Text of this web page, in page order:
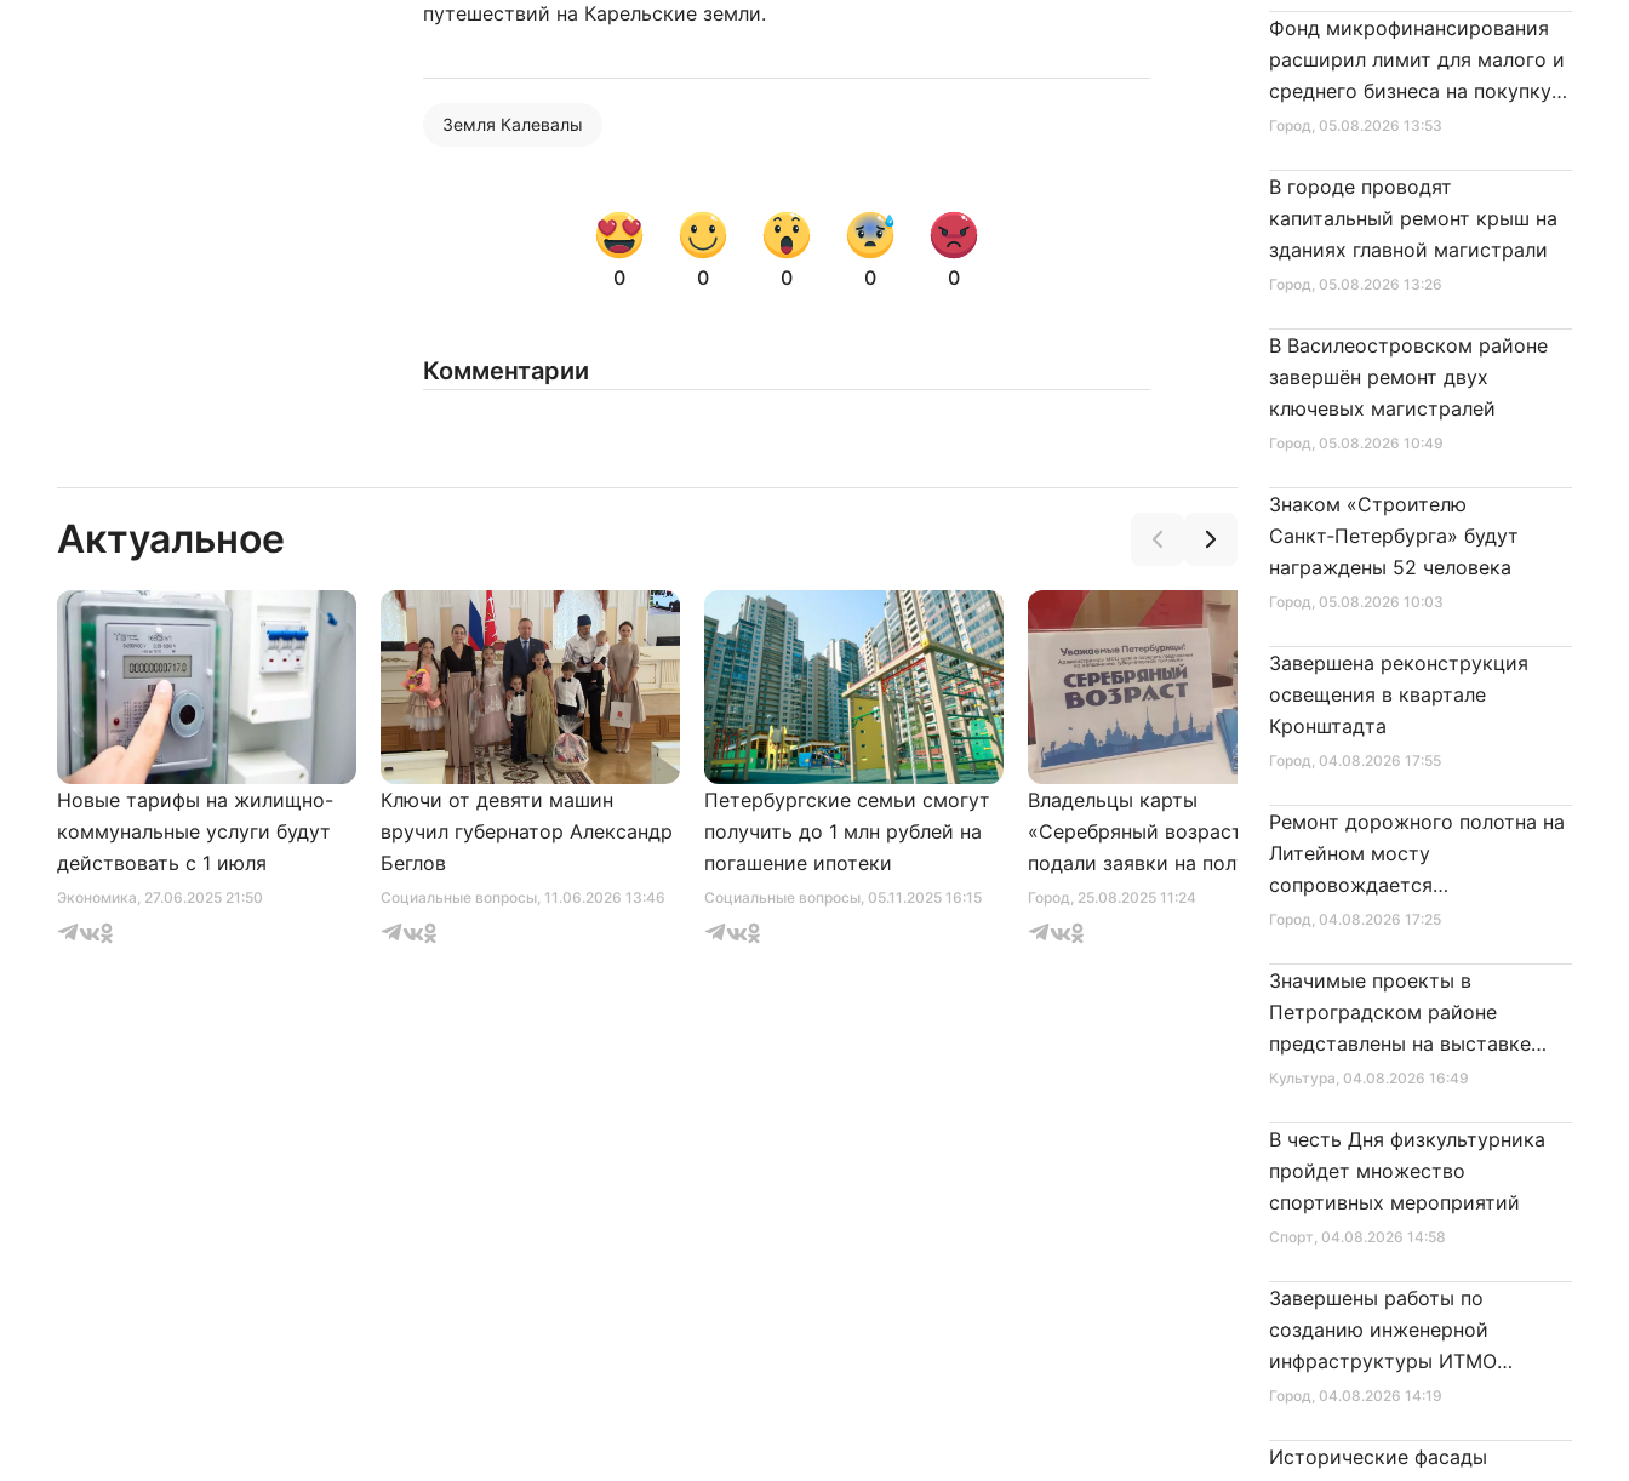
путешествий на Карельские земли.
Земля Калевалы
0 0 0 0 0
Комментарии
Актуальное
Экономика, 27.06.2025 21:50
Новые тарифы на жилищно-
коммунальные услуги будут
действовать с 1 июля
Социальные вопросы, 11.06.2026 13:46
Ключи от девяти машин
вручил губернатор Александр
Беглов
Социальные вопросы, 05.11.2025 16:15
Петербургские семьи смогут
получить до 1 млн рублей на
погашение ипотеки
Город, 25.08.2025 11:24
Владельцы карты
«Серебряный возраст»
подали заявки на получение
сертификата для посещения
музеев
Город, 10.01.2026 16:46
Александр Беглов подписал
Закон «О внесении изменения
в Закон Санкт‑Петербурга
«Социальный кодекс
Санкт‑Петербурга»
Город, 05.08.2026 13:53
Фонд микрофинансирования
расширил лимит для малого и
среднего бизнеса на покупку
специальной техники
Город, 05.08.2026 13:26
В городе проводят
капитальный ремонт крыш на
зданиях главной магистрали
Город, 05.08.2026 10:49
В Василеостровском районе
завершён ремонт двух
ключевых магистралей
Город, 05.08.2026 10:03
Знаком «Строителю
Санкт‑Петербурга» будут
награждены 52 человека
Город, 04.08.2026 17:55
Завершена реконструкция
освещения в квартале
Кронштадта
Город, 04.08.2026 17:25
Ремонт дорожного полотна на
Литейном мосту
сопровождается
реставрационными работами
Культура, 04.08.2026 16:49
Значимые проекты в
Петроградском районе
представлены на выставке
достижений
Спорт, 04.08.2026 14:58
В честь Дня физкультурника
пройдет множество
спортивных мероприятий
Город, 04.08.2026 14:19
Завершены работы по
созданию инженерной
инфраструктуры ИТМО
Хайпарк
Исторические фасады